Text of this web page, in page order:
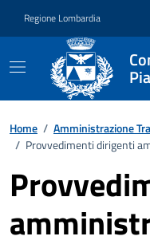
Regione Lombardia
Home / Amministrazione
/ Provvedimenti dirigenti